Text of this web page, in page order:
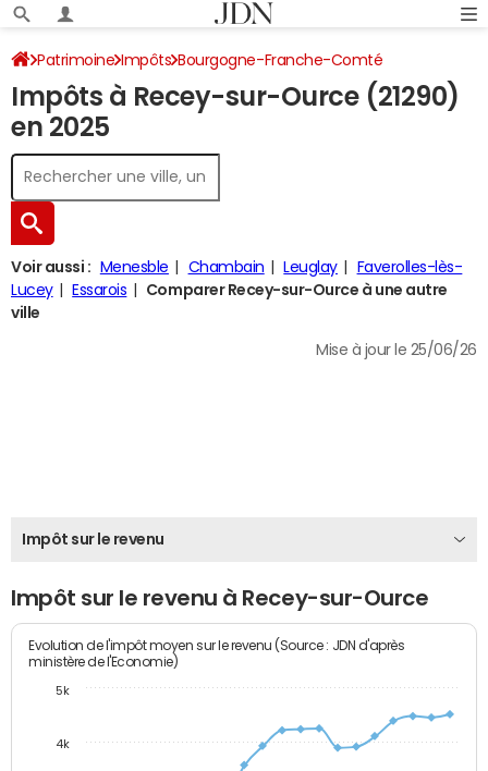
Patrimoine Impôts Bourgogne-Franche-Comté
Côte-d'Or Recey-sur-Ource Impôt sur le revenu
Impôts à Recey-sur-Ource (21290)
en 2025
Voir aussi : Menesble Chambain Leuglay
Faverolles-lès-
Lucey
Essarois
Comparer Recey-sur-Ource à une autre
ville
Mise à jour le 25/06/26
Impôt sur le revenu
Impôt sur le revenu à Recey-sur-Ource
Evolution de l'impôt moyen sur le revenu (Source : JDN d'après
ministère de l'Economie)
4k
5k